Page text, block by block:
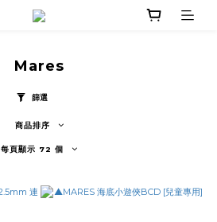
Mares
篩選
商品排序
每頁顯示 72 個